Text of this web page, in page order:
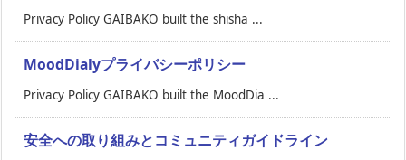
Privacy Policy GAIBAKO built the shisha ...
MoodDialyプライバシーポリシー
Privacy Policy GAIBAKO built the MoodDia ...
安全への取り組みとコミュニティガイドライン